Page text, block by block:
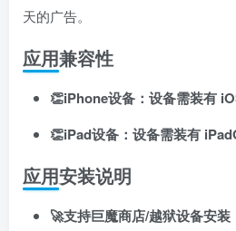
天的广告。
应用兼容性
👏iPhone设备：设备需装有
👏iPad设备：设备需装有
应用安装说明
🚀支持巨魔商店/越狱设备安装
记住登录